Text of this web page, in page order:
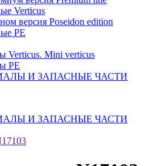
Verticus
версия Poseidon edition
PE
Verticus. Mini verticus
PE
И ЗАПАСНЫЕ ЧАСТИ
И ЗАПАСНЫЕ ЧАСТИ